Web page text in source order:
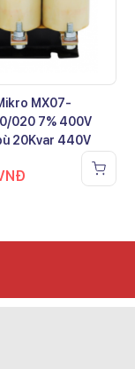
MX07-
020 7% 400V
20Kvar 440V